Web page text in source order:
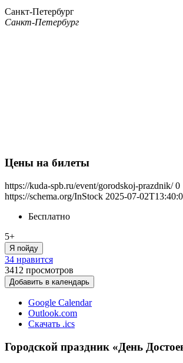
Санкт-Петербург
Санкт-Петербург
Цены на билеты
https://kuda-spb.ru/event/gorodskoj-prazdnik/ 0
https://schema.org/InStock 2025-07-
Бесплатно
5+
Я пойду
34 нравится
3412 просмотров
Добавить в календарь
Google Calendar
Outlook.com
Скачать .ics
Городской праздник «День